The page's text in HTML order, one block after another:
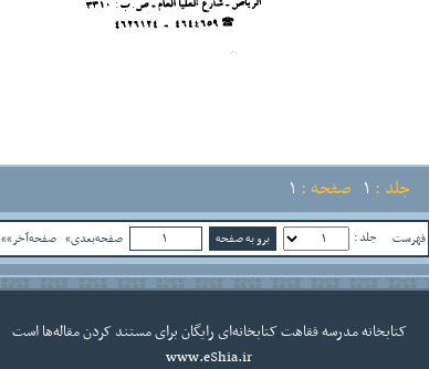
جلد : صفحه :
فهرست جلد : صفحه‌بعدی» صفحه‌آخر»»
کتابخانهمدرسه فقاهتکتابخانه‌ای رایگان برای مستند کردن مقاله‌ها است
www.eShia.ir